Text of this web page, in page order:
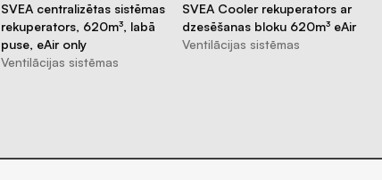
SVEA centralizētas sistēmas
rekuperators, 620m³, labā
puse, eAir only
Ventilācijas sistēmas
SVEA Cooler rekuperators ar
dzesēšanas bloku 620m³ eAir
Ventilācijas sistēmas